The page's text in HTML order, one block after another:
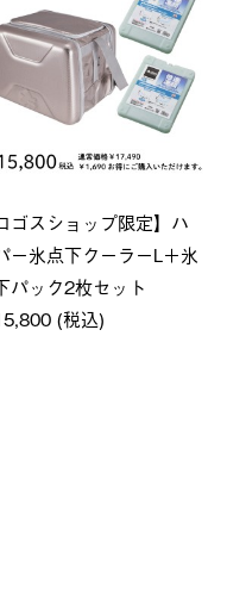
ゴスショップ限定】ハ
ー氷点下クーラーL＋氷
パック2枚セット
(税込)